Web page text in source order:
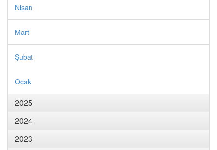
Nisan
Mart
Şubat
Ocak
2025
2024
2023